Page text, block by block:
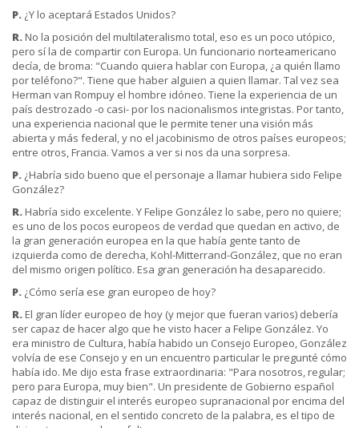
P. ¿Y lo aceptará Estados Unidos?
R. No la posición del multilateralismo total, eso es un poco utópico,
pero sí la de compartir con Europa. Un funcionario norteamericano
decía, de broma: "Cuando quiera hablar con Europa, ¿a quién llamo
por teléfono?". Tiene que haber alguien a quien llamar. Tal vez sea
Herman van Rompuy el hombre idóneo. Tiene la experiencia de un
país destrozado -o casi- por los nacionalismos integristas. Por tanto,
una experiencia nacional que le permite tener una visión más
abierta y más federal, y no el jacobinismo de otros países europeos;
entre otros, Francia. Vamos a ver si nos da una sorpresa.
P. ¿Habría sido bueno que el personaje a llamar hubiera sido Felipe
González?
R. Habría sido excelente. Y Felipe González lo sabe, pero no quiere;
es uno de los pocos europeos de verdad que quedan en activo, de
la gran generación europea en la que había gente tanto de
izquierda como de derecha, Kohl-Mitterrand-González, que no eran
del mismo origen político. Esa gran generación ha desaparecido.
P. ¿Cómo sería ese gran europeo de hoy?
R. El gran líder europeo de hoy (y mejor que fueran varios) debería
ser capaz de hacer algo que he visto hacer a Felipe González. Yo
era ministro de Cultura, había habido un Consejo Europeo, González
volvía de ese Consejo y en un encuentro particular le pregunté cómo
había ido. Me dijo esta frase extraordinaria: "Para nosotros, regular;
pero para Europa, muy bien". Un presidente de Gobierno español
capaz de distinguir el interés europeo supranacional por encima del
interés nacional, en el sentido concreto de la palabra, es el tipo de